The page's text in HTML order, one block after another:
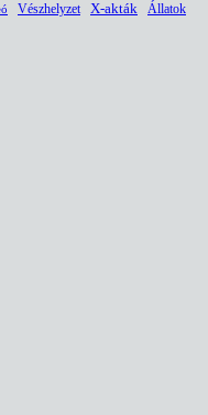
Vészhelyzet X-akták Állatok